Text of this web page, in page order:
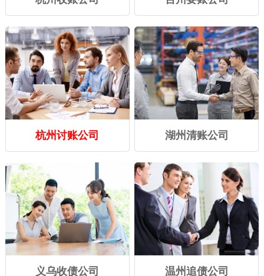
杭州讨账公司 湖州清账公司
义乌收债公司 温州追债公司